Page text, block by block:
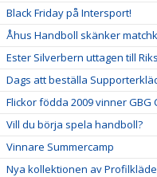
Black Friday på Intersport!
Åhus Handboll skänker
Ester Silverbern uttagen till
Dags att beställa
Flickor födda 2009 vinner GBG
Vill du börja spela handboll?
Vinnare Summercamp
Nya kollektionen av